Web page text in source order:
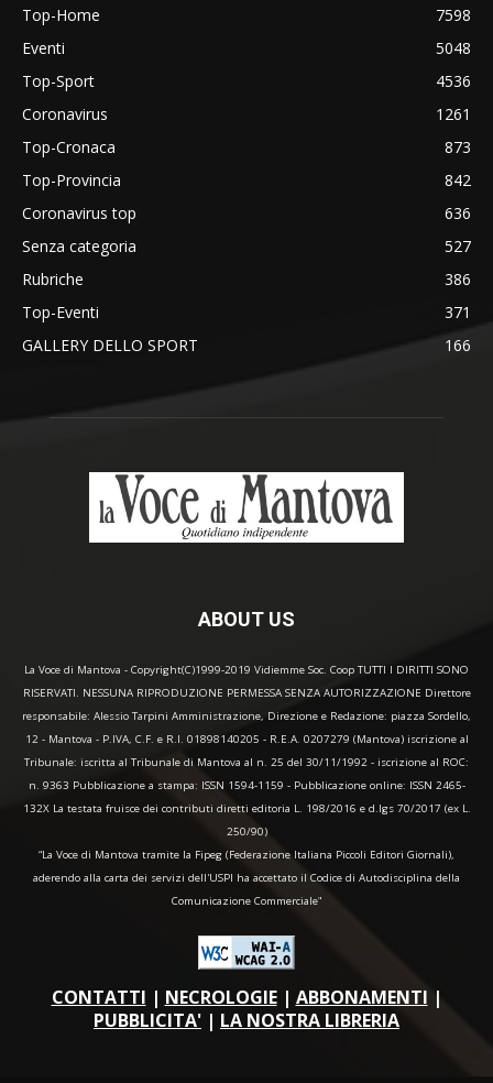
Top-Home
7598
Eventi
5048
Top-Sport
4536
Coronavirus
1261
Top-Cronaca
873
Top-Provincia
842
Coronavirus top
636
Senza categoria
527
Rubriche
386
Top-Eventi
371
GALLERY DELLO SPORT
166
ABOUT US
La Voce di Mantova - Copyright(C)1999-2019 Vidiemme Soc. Coop TUTTI I DIRITTI SONO
RISERVATI. NESSUNA RIPRODUZIONE PERMESSA SENZA AUTORIZZAZIONE Direttore
responsabile: Alessio Tarpini Amministrazione, Direzione e Redazione: piazza Sordello,
12 - Mantova - P.IVA, C.F. e R.I. 01898140205 - R.E.A. 0207279 (Mantova) iscrizione al
Tribunale: iscritta al Tribunale di Mantova al n. 25 del 30/11/1992 - iscrizione al ROC:
n. 9363 Pubblicazione a stampa: ISSN 1594-1159 - Pubblicazione online: ISSN 2465-
132X La testata fruisce dei contributi diretti editoria L. 198/2016 e d.lgs 70/2017 (ex L.
250/90)
“La Voce di Mantova tramite la Fipeg (Federazione Italiana Piccoli Editori Giornali),
aderendo alla carta dei servizi dell'USPI ha accettato il Codice di Autodisciplina della
Comunicazione Commerciale"
CONTATTI | NECROLOGIE| ABBONAMENTI |
PUBBLICITA' | LA NOSTRA LIBRERIA